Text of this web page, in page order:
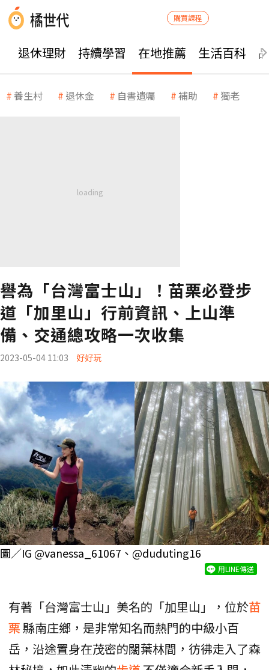
購買課程
退休理財 持續學習 在地推薦 生活百科
養生村 退休金 自書遺囑 補助 獨老
譽為「台灣富士山」！苗栗必登步
道「加里山」行前資訊、上山準
備、交通總攻略一次收集
2023-05-04 11:03 好好玩
圖／IG @vanessa_61067、@duduting16
用LINE傳送
有著「台灣富士山」美名的「加里山」，位於苗
栗縣南庄鄉，是非常知名而熱門的中級小百
岳，沿途置身在茂密的闊葉林間，彷彿走入了森